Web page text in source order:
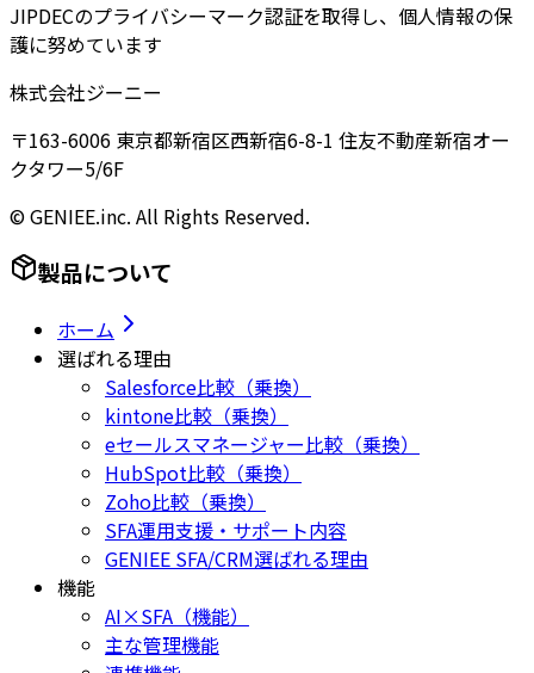
JIPDECのプライバシーマーク認証を取得し、個人情報の保
護に努めています
株式会社ジーニー
〒163-6006 東京都新宿区西新宿6-8-1 住友不動産新宿オー
クタワー5/6F
© GENIEE.inc. All Rights Reserved.
製品について
ホーム
選ばれる理由
Salesforce比較（乗換）
kintone比較（乗換）
eセールスマネージャー比較（乗換）
HubSpot比較（乗換）
Zoho比較（乗換）
SFA運用支援・サポート内容
GENIEE SFA/CRM選ばれる理由
機能
AI×SFA（機能）
主な管理機能